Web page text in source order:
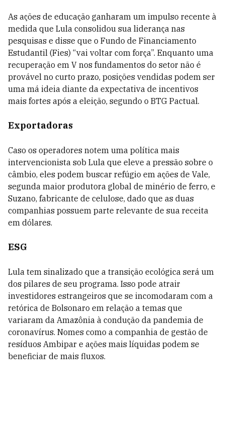
As ações de educação ganharam um impulso recente à
medida que Lula consolidou sua liderança nas
pesquisas e disse que o Fundo de Financiamento
Estudantil (Fies) “vai voltar com força”. Enquanto uma
recuperação em V nos fundamentos do setor não é
provável no curto prazo, posições vendidas podem ser
uma má ideia diante da expectativa de incentivos
mais fortes após a eleição, segundo o BTG Pactual.
Exportadoras
Caso os operadores notem uma política mais
intervencionista sob Lula que eleve a pressão sobre o
câmbio, eles podem buscar refúgio em ações de Vale,
segunda maior produtora global de minério de ferro, e
Suzano, fabricante de celulose, dado que as duas
companhias possuem parte relevante de sua receita
em dólares.
ESG
Lula tem sinalizado que a transição ecológica será um
dos pilares de seu programa. Isso pode atrair
investidores estrangeiros que se incomodaram com a
retórica de Bolsonaro em relação a temas que
variaram da Amazônia à condução da pandemia de
coronavírus. Nomes como a companhia de gestão de
resíduos Ambipar e ações mais líquidas podem se
beneficiar de mais fluxos.